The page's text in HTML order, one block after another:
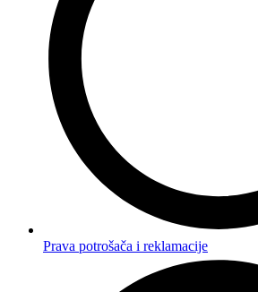
Prava potrošača i reklamacije